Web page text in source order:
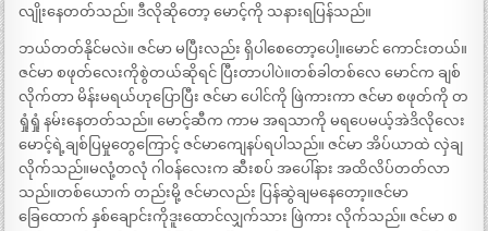
လျိုးနေတတ်သည်။ ဒီလိုဆိုတော့ မောင့်ကို သနားရပြန်သည်။
ဘယ်တတ်နိုင်မလဲ။ ဇင်မာ မပြီးလည်း ရှိပါစေတော့ပေါ့။မောင် ကောင်းတယ်။
ဇင်မာ စဖုတ်လေးကိုစွဲတယ်ဆိုရင် ပြီးတာပါပဲ။တစ်ခါတစ်လေ မောင်က ချစ်
လိုက်တာ မိန်းမရယ်ဟုပြောပြီး ဇင်မာ ပေါင်ကို ဖြဲကားကာ ဇင်မာ စဖုတ်ကို တ
ရှုံရှုံ နမ်းနေတတ်သည်။ မောင့်ဆီက ကာမ အရသာကို မရပေမယ့်အဲဒိလိုလေး
မောင့်ရဲ့ချစ်ပြမှုတွေကြောင့် ဇင်မာကျေနပ်ရပါသည်။ ဇင်မာ အိပ်ယာထဲ လှဲချ
လိုက်သည်။မလုံ့တလုံ ဂါဝန်လေးက ဆီးစပ် အပေါ်နား အထိလိပ်တတ်လာ
သည်။တစ်ယောက် တည်းမို့ ဇင်မာလည်း ပြန်ဆွဲချမနေတော့။ဇင်မာ
ခြေထောက် နှစ်ချောင်းကိုဒူးထောင်လျှက်သား ဖြဲကား လိုက်သည်။ ဇင်မာ စ